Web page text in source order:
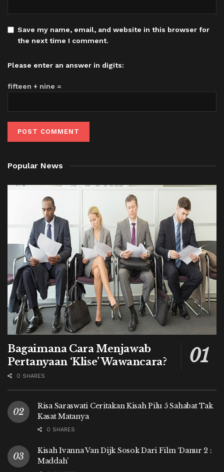
Save my name, email, and website in this browser for
the next time I comment.
Please enter an answer in digits:
fifteen + nine =
Popular News
Bagaimana Cara Menjawab
Pertanyaan ‘Klise’ Wawancara?
0 SHARES
Risa Saraswati Ceritakan Kisah Pilu 5 Sahabat Tak
Kasat Matanya
0 SHARES
Kisah Ivanna Van Dijk Sosok Dari Film ‘Danur 2 :
Maddah’